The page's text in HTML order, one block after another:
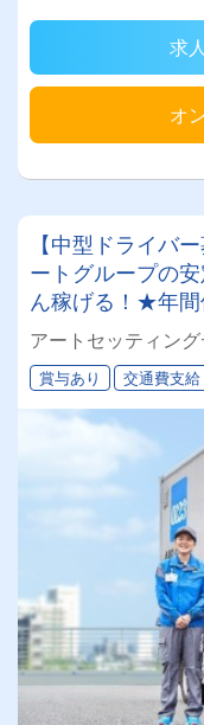
求
オ
【中型ドライバ
ートグループの
ん稼げる！★年
日！◎賞与年2回
得費用は全額会
OK！)◎業界屈指
ポートあり！
アートセッティン
賞与あり 交通費支給